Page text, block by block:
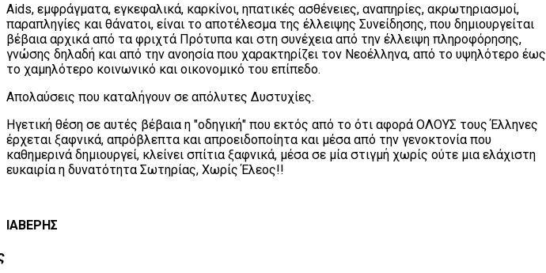
Aids, εμφράγματα, εγκεφαλικά, καρκίνοι, ηπατικές ασθένειες, αναπηρίες, ακρωτηριασμοί,
παραπληγίες και θάνατοι, είναι το αποτέλεσμα της έλλειψης Συνείδησης, που δημιουργείται
βέβαια αρχικά από τα φριχτά Πρότυπα και στη συνέχεια από την έλλειψη πληροφόρησης,
γνώσης δηλαδή και από την ανοησία που χαρακτηρίζει τον Νεοέλληνα, από το υψηλότερο έως
το χαμηλότερο κοινωνικό και οικονομικό του επίπεδο.
Απολαύσεις που καταλήγουν σε απόλυτες Δυστυχίες.
Ηγετική θέση σε αυτές βέβαια η "οδηγική" που εκτός από το ότι αφορά ΟΛΟΥΣ τους Έλληνες
έρχεται ξαφνικά, απρόβλεπτα και απροειδοποίητα και μέσα από την γενοκτονία που
καθημερινά δημιουργεί, κλείνει σπίτια ξαφνικά, μέσα σε μία στιγμή χωρίς ούτε μια ελάχιστη
ευκαιρία η δυνατότητα Σωτηρίας, Χωρίς Έλεος!!
ΙΑΒΕΡΗΣ